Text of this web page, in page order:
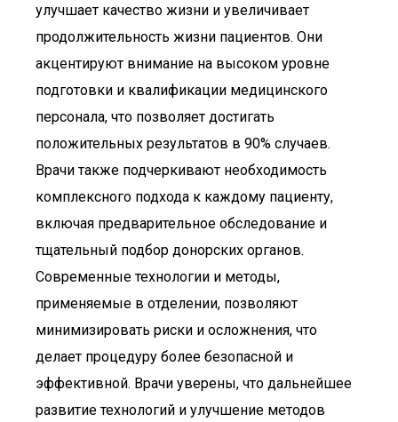
улучшает качество жизни и увеличивает
продолжительность жизни пациентов. Они
акцентируют внимание на высоком уровне
подготовки и квалификации медицинского
персонала, что позволяет достигать
положительных результатов в 90% случаев.
Врачи также подчеркивают необходимость
комплексного подхода к каждому пациенту,
включая предварительное обследование и
тщательный подбор донорских органов.
Современные технологии и методы,
применяемые в отделении, позволяют
минимизировать риски и осложнения, что
делает процедуру более безопасной и
эффективной. Врачи уверены, что дальнейшее
развитие технологий и улучшение методов